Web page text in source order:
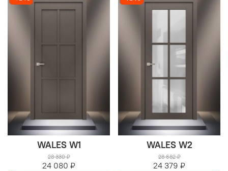
WALES W1
28 330 ₽
24 080 ₽
WALES W2
28 682 ₽
24 379 ₽